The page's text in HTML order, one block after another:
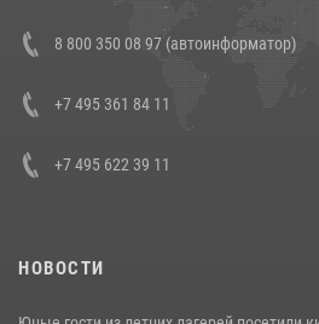
8 800 350 08 97 (автоинформатор)
+7 495 361 84 11
+7 495 622 39 11
НОВОСТИ